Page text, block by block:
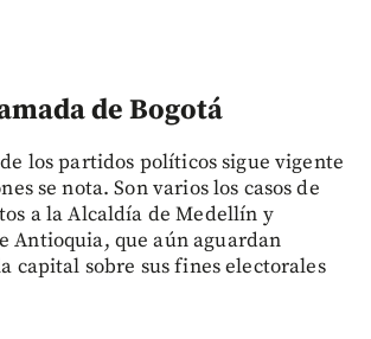
de Bogotá
los partidos políticos sigue vigente
se nota. Son varios los casos de
a la Alcaldía de Medellín y
Antioquia, que aún aguardan
capital sobre sus fines electorales